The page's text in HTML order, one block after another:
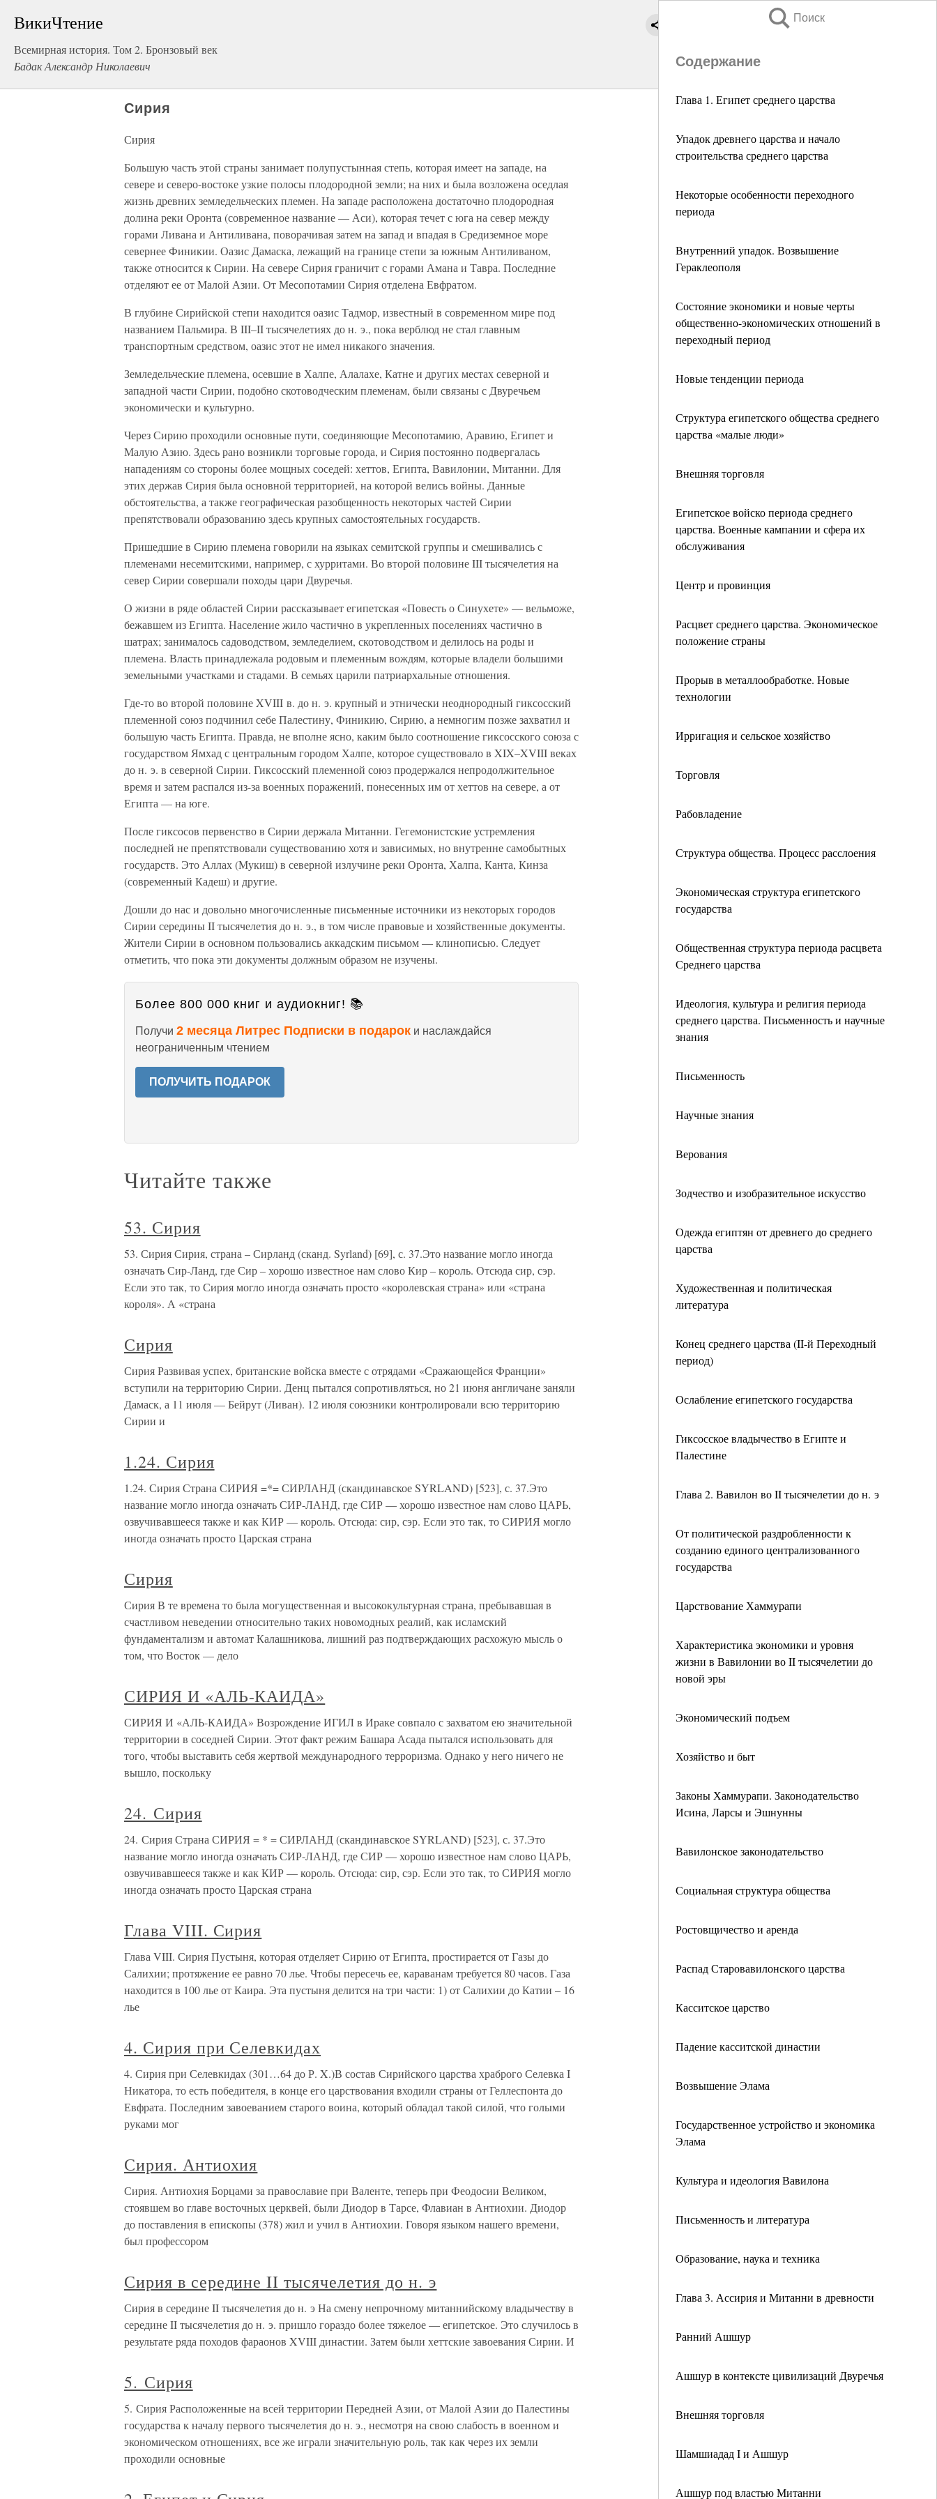
ВикиЧтение
Всемирная история. Том 2. Бронзовый век
Бадак Александр Николаевич
Поиск
Содержание
Глава 1. Египет среднего царства
Упадок древнего царства и начало
строительства среднего царства
Некоторые особенности переходного
периода
Внутренний упадок. Возвышение
Гераклеополя
Состояние экономики и новые черты
общественно-экономических отношений в
переходный период
Новые тенденции периода
Структура египетского общества среднего
царства «малые люди»
Внешняя торговля
Египетское войско периода среднего
царства. Военные кампании и сфера их
обслуживания
Центр и провинция
Расцвет среднего царства. Экономическое
положение страны
Прорыв в металлообработке. Новые
технологии
Ирригация и сельское хозяйство
Торговля
Рабовладение
Структура общества. Процесс расслоения
Экономическая структура египетского
государства
Общественная структура периода расцвета
Среднего царства
Идеология, культура и религия периода
среднего царства. Письменность и научные
знания
Письменность
Научные знания
Верования
Зодчество и изобразительное искусство
Одежда египтян от древнего до среднего
царства
Художественная и политическая
литература
Конец среднего царства (II-й Переходный
период)
Ослабление египетского государства
Гиксосское владычество в Египте и
Палестине
Глава 2. Вавилон во II тысячелетии до н. э
От политической раздробленности к
созданию единого централизованного
государства
Царствование Хаммурапи
Характеристика экономики и уровня
жизни в Вавилонии во II тысячелетии до
новой эры
Экономический подъем
Хозяйство и быт
Законы Хаммурапи. Законодательство
Исина, Ларсы и Эшнунны
Вавилонское законодательство
Социальная структура общества
Ростовщичество и аренда
Распад Старовавилонского царства
Касситское царство
Падение касситской династии
Возвышение Элама
Государственное устройство и экономика
Элама
Культура и идеология Вавилона
Письменность и литература
Образование, наука и техника
Глава 3. Ассирия и Митанни в древности
Ранний Ашшур
Ашшур в контексте цивилизаций Двуречья
Внешняя торговля
Шамшиадад I и Ашшур
Ашшур под властью Митанни
Сирия
Сирия
Большую часть этой страны занимает полупустынная степь, которая имеет на западе, на
севере и северо-востоке узкие полосы плодородной земли; на них и была возложена оседлая
жизнь древних земледельческих племен. На западе расположена достаточно плодородная
долина реки Оронта (современное название — Аси), которая течет с юга на север между
горами Ливана и Антиливана, поворачивая затем на запад и впадая в Средиземное море
севернее Финикии. Оазис Дамаска, лежащий на границе степи за южным Антиливаном,
также относится к Сирии. На севере Сирия граничит с горами Амана и Тавра. Последние
отделяют ее от Малой Азии. От Месопотамии Сирия отделена Евфратом.
В глубине Сирийской степи находится оазис Тадмор, известный в современном мире под
названием Пальмира. В III–II тысячелетиях до н. э., пока верблюд не стал главным
транспортным средством, оазис этот не имел никакого значения.
Земледельческие племена, осевшие в Халпе, Алалахе, Катне и других местах северной и
западной части Сирии, подобно скотоводческим племенам, были связаны с Двуречьем
экономически и культурно.
Через Сирию проходили основные пути, соединяющие Месопотамию, Аравию, Египет и
Малую Азию. Здесь рано возникли торговые города, и Сирия постоянно подвергалась
нападениям со стороны более мощных соседей: хеттов, Египта, Вавилонии, Митанни. Для
этих держав Сирия была основной территорией, на которой велись войны. Данные
обстоятельства, а также географическая разобщенность некоторых частей Сирии
препятствовали образованию здесь крупных самостоятельных государств.
Пришедшие в Сирию племена говорили на языках семитской группы и смешивались с
племенами несемитскими, например, с хурритами. Во второй половине III тысячелетия на
север Сирии совершали походы цари Двуречья.
О жизни в ряде областей Сирии рассказывает египетская «Повесть о Синухете» — вельможе,
бежавшем из Египта. Население жило частично в укрепленных поселениях частично в
шатрах; занималось садоводством, земледелием, скотоводством и делилось на роды и
племена. Власть принадлежала родовым и племенным вождям, которые владели большими
земельными участками и стадами. В семьях царили патриархальные отношения.
Где-то во второй половине XVIII в. до н. э. крупный и этнически неоднородный гиксосский
племенной союз подчинил себе Палестину, Финикию, Сирию, а немногим позже захватил и
большую часть Египта. Правда, не вполне ясно, каким было соотношение гиксосского союза с
государством Ямхад с центральным городом Халпе, которое существовало в XIX–XVIII веках
до н. э. в северной Сирии. Гиксосский племенной союз продержался непродолжительное
время и затем распался из-за военных поражений, понесенных им от хеттов на севере, а от
Египта — на юге.
После гиксосов первенство в Сирии держала Митанни. Гегемонистские устремления
последней не препятствовали существованию хотя и зависимых, но внутренне самобытных
государств. Это Аллах (Мукиш) в северной излучине реки Оронта, Халпа, Канта, Кинза
(современный Кадеш) и другие.
Дошли до нас и довольно многочисленные письменные источники из некоторых городов
Сирии середины II тысячелетия до н. э., в том числе правовые и хозяйственные документы.
Жители Сирии в основном пользовались аккадским письмом — клинописью. Следует
отметить, что пока эти документы должным образом не изучены.
Более 800 000 книг и аудиокниг! 📚
Получи 2 месяца Литрес Подписки в подарок и наслаждайся
неограниченным чтением
ПОЛУЧИТЬ ПОДАРОК
Читайте также
53. Сирия
53. Сирия Сирия, страна – Сирланд (сканд. Syrland) [69], с. 37.Это название могло иногда
означать Сир-Ланд, где Сир – хорошо известное нам слово Кир – король. Отсюда сир, сэр.
Если это так, то Сирия могло иногда означать просто «королевская страна» или «страна
короля». А «страна
Сирия
Сирия Развивая успех, британские войска вместе с отрядами «Сражающейся Франции»
вступили на территорию Сирии. Денц пытался сопротивляться, но 21 июня англичане заняли
Дамаск, а 11 июля — Бейрут (Ливан). 12 июля союзники контролировали всю территорию
Сирии и
1.24. Сирия
1.24. Сирия Страна СИРИЯ =*= СИРЛАНД (скандинавское SYRLAND) [523], с. 37.Это
название могло иногда означать СИР-ЛАНД, где СИР — хорошо известное нам слово ЦАРЬ,
озвучивавшееся также и как КИР — король. Отсюда: сир, сэр. Если это так, то СИРИЯ могло
иногда означать просто Царская страна
Сирия
Сирия В те времена то была могущественная и высококультурная страна, пребывавшая в
счастливом неведении относительно таких новомодных реалий, как исламский
фундаментализм и автомат Калашникова, лишний раз подтверждающих расхожую мысль о
том, что Восток — дело
СИРИЯ И «АЛЬ-КАИДА»
СИРИЯ И «АЛЬ-КАИДА» Возрождение ИГИЛ в Ираке совпало с захватом ею значительной
территории в соседней Сирии. Этот факт режим Башара Асада пытался использовать для
того, чтобы выставить себя жертвой международного терроризма. Однако у него ничего не
вышло, поскольку
24. Сирия
24. Сирия Страна СИРИЯ = * = СИРЛАНД (скандинавское SYRLAND) [523], с. 37.Это
название могло иногда означать СИР-ЛАНД, где СИР — хорошо известное нам слово ЦАРЬ,
озвучивавшееся также и как КИР — король. Отсюда: сир, сэр. Если это так, то СИРИЯ могло
иногда означать просто Царская страна
Глава VIII. Сирия
Глава VIII. Сирия Пустыня, которая отделяет Сирию от Египта, простирается от Газы до
Салихии; протяжение ее равно 70 лье. Чтобы пересечь ее, караванам требуется 80 часов. Газа
находится в 100 лье от Каира. Эта пустыня делится на три части: 1) от Салихии до Катии – 16
лье
4. Сирия при Селевкидах
4. Сирия при Селевкидах (301…64 до Р. X.)В состав Сирийского царства храброго Селевка I
Никатора, то есть победителя, в конце его царствования входили страны от Геллеспонта до
Евфрата. Последним завоеванием старого воина, который обладал такой силой, что голыми
руками мог
Сирия. Антиохия
Сирия. Антиохия Борцами за православие при Валенте, теперь при Феодосии Великом,
стоявшем во главе восточных церквей, были Диодор в Тарсе, Флавиан в Антиохии. Диодор
до поставления в епископы (378) жил и учил в Антиохии. Говоря языком нашего времени,
был профессором
Сирия в середине II тысячелетия до н. э
Сирия в середине II тысячелетия до н. э На смену непрочному митаннийскому владычеству в
середине II тысячелетия до н. э. пришло гораздо более тяжелое — египетское. Это случилось в
результате ряда походов фараонов XVIII династии. Затем были хеттские завоевания Сирии. И
5. Сирия
5. Сирия Расположенные на всей территории Передней Азии, от Малой Азии до Палестины
государства к началу первого тысячелетия до н. э., несмотря на свою слабость в военном и
экономическом отношениях, все же играли значительную роль, так как через их земли
проходили основные